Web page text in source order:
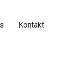
Kontakt